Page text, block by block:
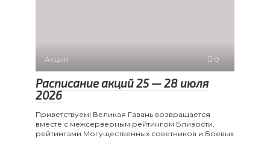
Акции 0
Расписание акций 25 — 28 июля
2026
Приветствуем! Великая Гавань возвращается
вместе с межсерверным рейтингом Близости,
рейтингами Могущественных советников и Боевых